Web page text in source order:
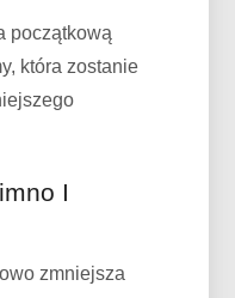
początkową
która zostanie
I
zmniejsza